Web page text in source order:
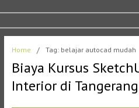
Home / Tag: belajar autocad mudah
Biaya Kursus
Interior di Tangerang